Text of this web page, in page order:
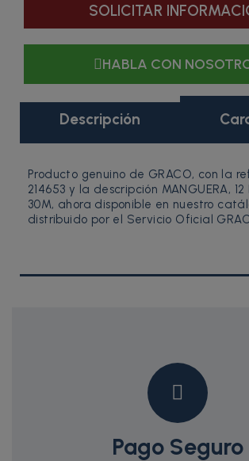
SOLICITAR
HABLA CON
Descripción
Producto genuino de GRACO, con la
214653 y la descripción MANGUERA, 12
30M, ahora disponible en nuestro
distribuido por el Servicio Oficial
Pago Seguro